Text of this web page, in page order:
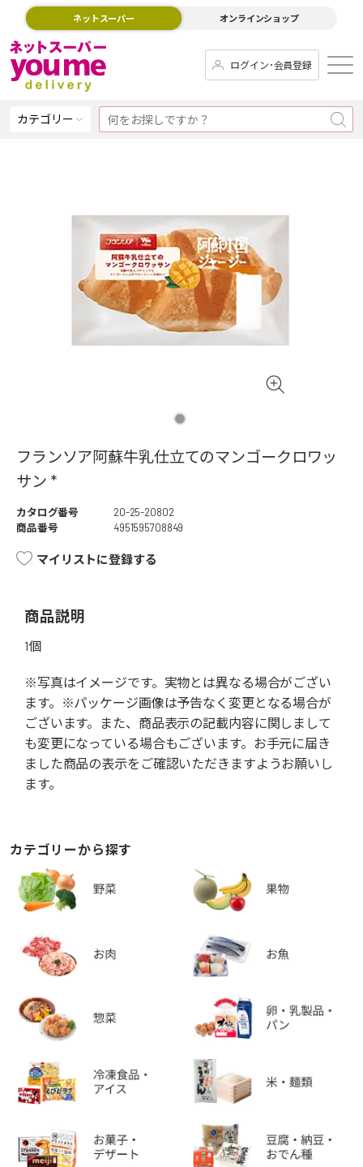
ネットスーパー オンラインショップ
ログイン･会員登録
カテゴリー
フランソア阿蘇牛乳仕立てのマンゴークロワッ
サン *
カタログ番号
20-25-20802
商品番号
4951595708849
マイリストに登録する
商品説明
1個
※写真はイメージです。実物とは異なる場合がござい
ます。※パッケージ画像は予告なく変更となる場合が
ございます。また、商品表示の記載内容に関しまして
も変更になっている場合もございます。お手元に届き
ました商品の表示をご確認いただきますようお願いし
ます。
カテゴリーから探す